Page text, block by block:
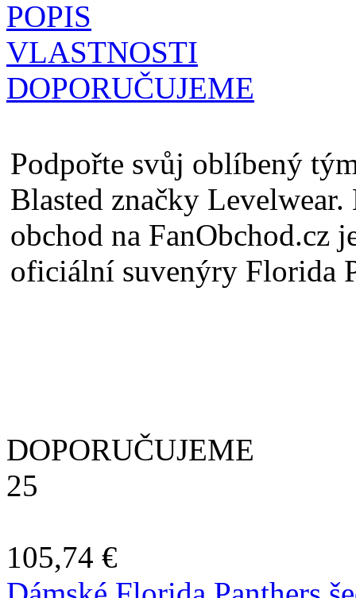
POPIS
VLASTNOSTI
DOPORUČUJEME
Podpořte svůj oblíbený
Blasted značky
obchod na FanObchod.cz
oficiální suvenýry Florida
DOPORUČUJEME
25
105,74 €